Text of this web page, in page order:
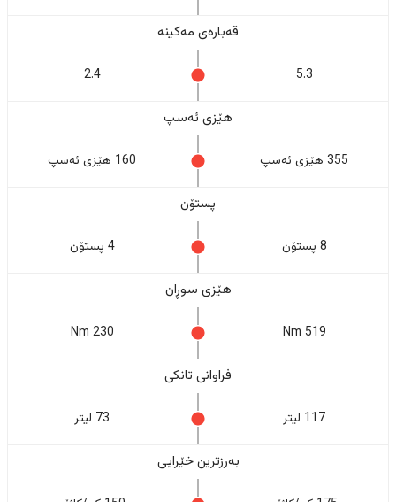
قەبارەی مەکینە
5.3
2.4
هێزی ئەسپ
355 هێزی ئەسپ 160 هێزی ئەسپ
پستۆن
8 پستۆن 4 پستۆن
هێزی سوڕان
519 Nm
230 Nm
فراوانی تانکی
117 لیتر 73 لیتر
بەرزترین خێرایی